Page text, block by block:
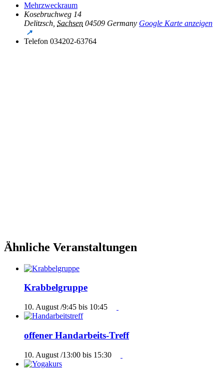
Mehrzweckraum
Kosebruchweg 14
Delitzsch Sachsen 04509 Germany Google Karte anzeigen
Telefon 034202-63764
Ähnliche Veranstaltungen
Krabbelgruppe
10. August /9:45 bis 10:45
offener Handarbeits-Treff
10. August /13:00 bis 15:30